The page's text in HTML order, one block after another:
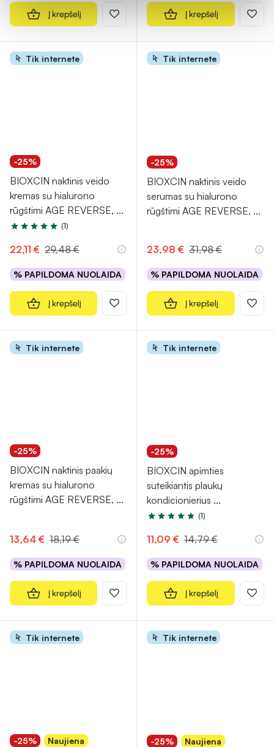
Į krepšelį Į krepšelį
Tik internete
-25%
BIOXCIN naktinis veido
kremas su hialurono
rūgštimi AGE REVERSE, ...
Įvertinimas 5.0 iš 5
(1)
22,11 € 29,48 €
% PAPILDOMA NUOLAIDA
Į krepšelį
Tik internete
-25%
BIOXCIN naktinis veido
serumas su hialurono
rūgštimi AGE REVERSE, ...
23,98 € 31,98 €
% PAPILDOMA NUOLAIDA
Į krepšelį
Tik internete
-25%
BIOXCIN naktinis paakių
kremas su hialurono
rūgštimi AGE REVERSE, ...
13,64 € 18,19 €
% PAPILDOMA NUOLAIDA
Į krepšelį
Tik internete
-25%
BIOXCIN apimties
suteikiantis plaukų
kondicionierius ...
Įvertinimas 5.0 iš 5
(1)
11,09 € 14,79 €
% PAPILDOMA NUOLAIDA
Į krepšelį
Tik internete
-25% Naujiena
Tik internete
-25% Naujiena